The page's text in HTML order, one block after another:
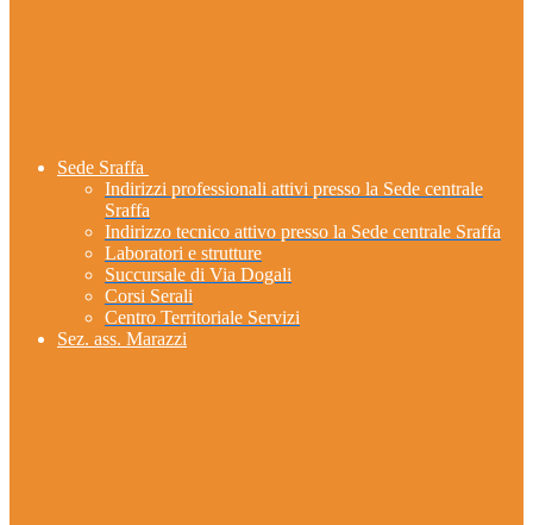
Sede Sraffa
Indirizzi professionali attivi presso la Sede centrale
Sraffa
Indirizzo tecnico attivo presso la Sede centrale Sraffa
Laboratori e strutture
Succursale di Via Dogali
Corsi Serali
Centro Territoriale Servizi
Sez. ass. Marazzi